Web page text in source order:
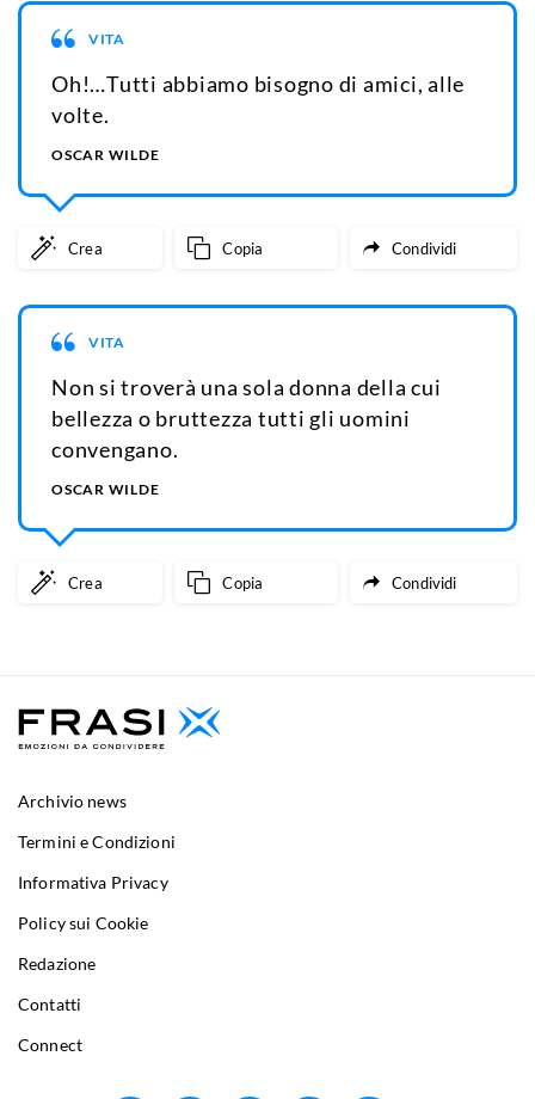
VITA
Oh!…Tutti abbiamo bisogno di amici, alle
volte.
OSCAR WILDE
Crea Copia Condividi
VITA
Non si troverà una sola donna della cui
bellezza o bruttezza tutti gli uomini
convengano.
OSCAR WILDE
Crea Copia Condividi
Archivio news
Termini e Condizioni
Informativa Privacy
Policy sui Cookie
Redazione
Contatti
Connect